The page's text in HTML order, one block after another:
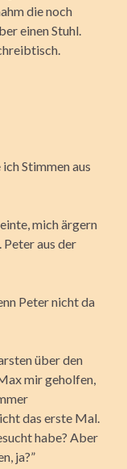
die noch
einen Stuhl.
Stimmen aus
mich ärgern
Peter aus der
Peter nicht da
über den
mir geholfen,
das erste Mal.
habe? Aber
ja?”